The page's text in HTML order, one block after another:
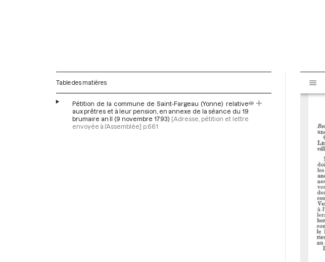
Table des matières
Pétition de la commune de Saint-Fargeau (Yonne) relative
aux prêtres et à leur pension, en annexe de la séance du 19
brumaire an II (9 novembre 1793) [Adresse, pétition et lettre
envoyée à l’Assemblée] p.661
s